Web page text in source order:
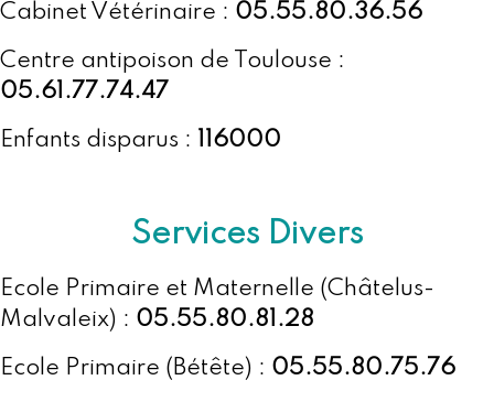
Cabinet Vétérinaire : 05.55.80.36.56
Centre antipoison de Toulouse :
05.61.77.74.47
Enfants disparus : 116000
Services Divers
Ecole Primaire et Maternelle (Châtelus-
Malvaleix) : 05.55.80.81.28
Ecole Primaire (Bétête) : 05.55.80.75.76